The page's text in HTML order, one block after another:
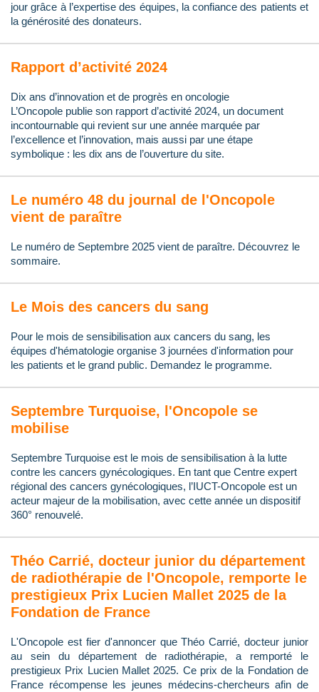
jour grâce à l’expertise des équipes, la confiance des patients et
la générosité des donateurs.
Rapport d’activité 2024
Dix ans d’innovation et de progrès en oncologie
L’Oncopole publie son rapport d’activité 2024, un document
incontournable qui revient sur une année marquée par
l’excellence et l’innovation, mais aussi par une étape
symbolique : les dix ans de l’ouverture du site.
Le numéro 48 du journal de l'Oncopole
vient de paraître
Le numéro de Septembre 2025 vient de paraître. Découvrez le
sommaire.
Le Mois des cancers du sang
Pour le mois de sensibilisation aux cancers du sang, les
équipes d'hématologie organise 3 journées d'information pour
les patients et le grand public. Demandez le programme.
Septembre Turquoise, l'Oncopole se
mobilise
Septembre Turquoise est le mois de sensibilisation à la lutte
contre les cancers gynécologiques. En tant que Centre expert
régional des cancers gynécologiques, l’IUCT-Oncopole est un
acteur majeur de la mobilisation, avec cette année un dispositif
360° renouvelé.
Théo Carrié, docteur junior du département
de radiothérapie de l'Oncopole, remporte le
prestigieux Prix Lucien Mallet 2025 de la
Fondation de France
L'Oncopole est fier d'annoncer que Théo Carrié, docteur junior
au sein du département de radiothérapie, a remporté le
prestigieux Prix Lucien Mallet 2025. Ce prix de la Fondation de
France récompense les jeunes médecins-chercheurs afin de